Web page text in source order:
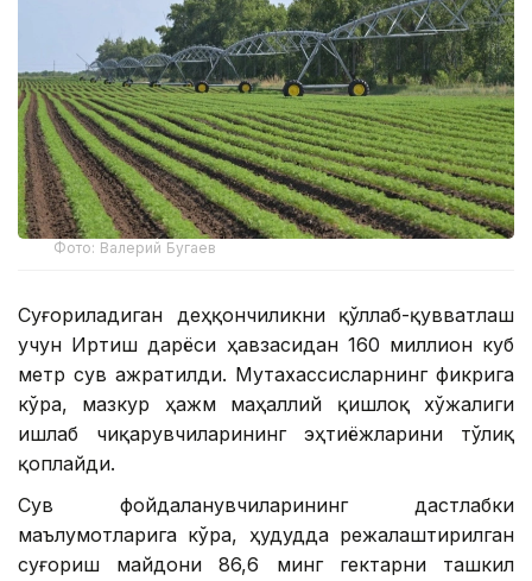
Фото: Валерий Бугаев
Суғориладиган деҳқончиликни қўллаб-қувватлаш
учун Иртиш дарёси ҳавзасидан 160 миллион куб
метр сув ажратилди. Мутахассисларнинг фикрига
кўра, мазкур ҳажм маҳаллий қишлоқ хўжалиги
ишлаб чиқарувчиларининг эҳтиёжларини тўлиқ
қоплайди.
Сув фойдаланувчиларининг дастлабки
маълумотларига кўра, ҳудудда режалаштирилган
суғориш майдони 86,6 минг гектарни ташкил